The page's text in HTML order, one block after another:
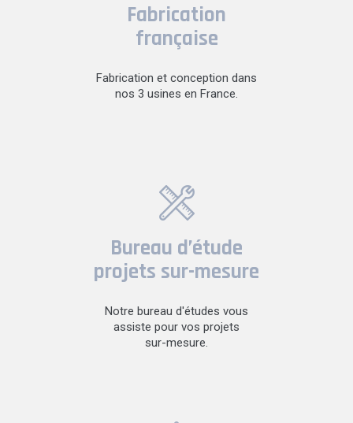
Fabrication
française
Fabrication et conception dans
nos 3 usines en France.
Bureau d’étude
projets sur-mesure
Notre bureau d'études vous
assiste pour vos projets
sur-mesure.